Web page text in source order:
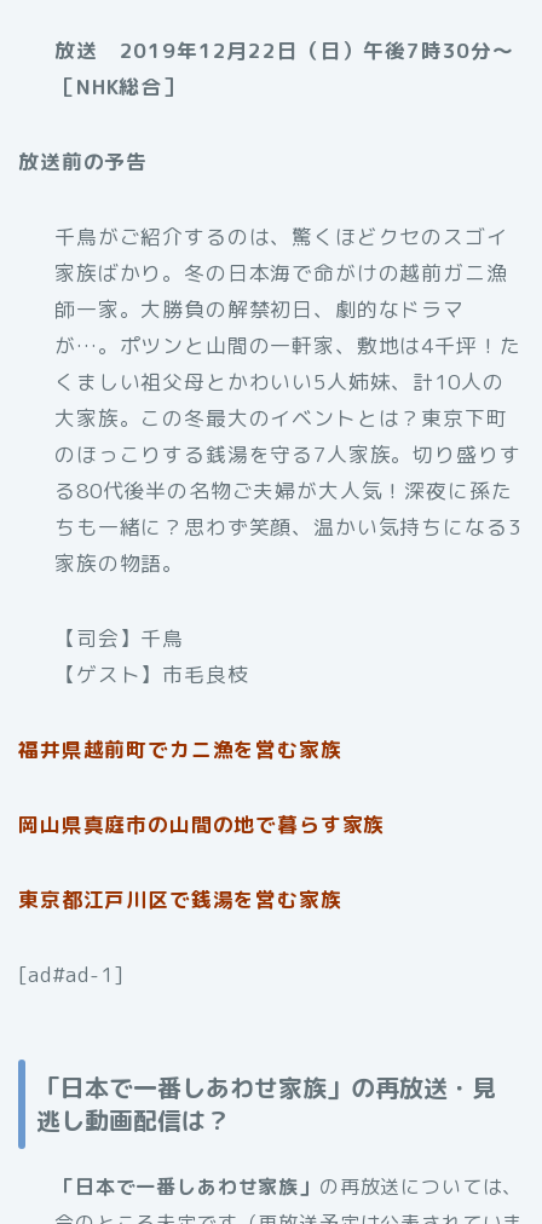
放送 2019年12月22日（日）午後7時30分〜
［NHK総合］
放送前の予告
千鳥がご紹介するのは、驚くほどクセのスゴイ
家族ばかり。冬の日本海で命がけの越前ガニ漁
師一家。大勝負の解禁初日、劇的なドラマ
が…。ポツンと山間の一軒家、敷地は4千坪！た
くましい祖父母とかわいい5人姉妹、計10人の
大家族。この冬最大のイベントとは？東京下町
のほっこりする銭湯を守る7人家族。切り盛りす
る80代後半の名物ご夫婦が大人気！深夜に孫た
ちも一緒に？思わず笑顔、温かい気持ちになる3
家族の物語。
【司会】千鳥
【ゲスト】市毛良枝
福井県越前町でカニ漁を営む家族
岡山県真庭市の山間の地で暮らす家族
東京都江戸川区で銭湯を営む家族
[ad#ad-1]
「日本で一番しあわせ家族」の再放送・見
逃し動画配信は？
「日本で一番しあわせ家族」 の再放送については、